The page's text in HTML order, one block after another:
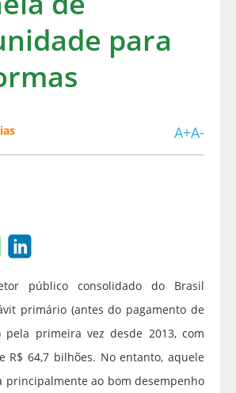
para
A+A-
público consolidado do Brasil
primário (antes do pagamento de
primeira vez desde 2013, com
R$ 64,7 bilhões. No entanto, aquele
principalmente ao bom desempenho